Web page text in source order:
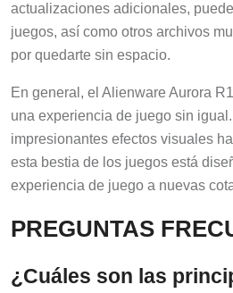
actualizaciones adicionales,
juegos, así como otros archivos
por quedarte sin espacio.
En general, el Alienware Aurora
una experiencia de juego sin
impresionantes efectos visuales
esta bestia de los juegos está
experiencia de juego a nuevas
PREGUNTAS
¿Cuáles son las